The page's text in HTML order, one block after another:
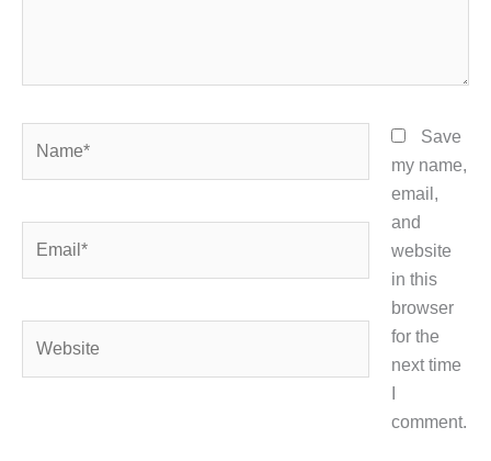
Save
my name,
email,
and
website
in this
browser
for the
next time
comment.